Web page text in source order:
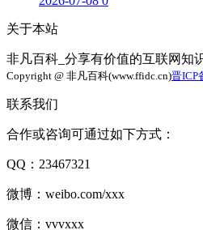
关于本站
非凡百科_分享有价值的互联网知
Copyright @ 非凡百科(www.ffidc.cn)晋ICP
联系我们
合作或咨询可通过如下方式：
QQ：23467321
微博：weibo.com/xxx
微信：vvvxxx